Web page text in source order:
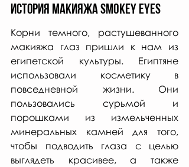
История макияжа Smokey Eyes
Корни темного, растушеванного
макияжа глаз пришли к нам из
египетской культуры. Египтяне
использовали косметику в
повседневной жизни. Они
пользовались сурьмой и
порошками из измельченных
минеральных камней для того,
чтобы подводить глаза с целью
выглядеть красивее, а также